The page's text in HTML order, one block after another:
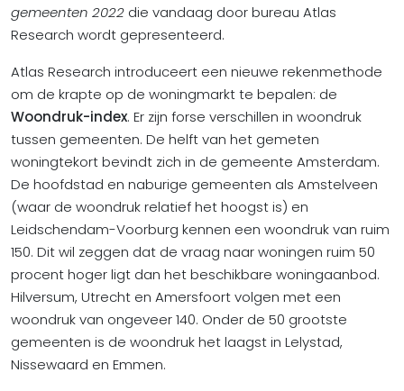
gemeenten 2022 die vandaag door bureau Atlas
Research wordt gepresenteerd.
Atlas Research introduceert een nieuwe rekenmethode
om de krapte op de woningmarkt te bepalen: de
Woondruk-index. Er zijn forse verschillen in woondruk
tussen gemeenten. De helft van het gemeten
woningtekort bevindt zich in de gemeente Amsterdam.
De hoofdstad en naburige gemeenten als Amstelveen
(waar de woondruk relatief het hoogst is) en
Leidschendam-Voorburg kennen een woondruk van ruim
150. Dit wil zeggen dat de vraag naar woningen ruim 50
procent hoger ligt dan het beschikbare woningaanbod.
Hilversum, Utrecht en Amersfoort volgen met een
woondruk van ongeveer 140. Onder de 50 grootste
gemeenten is de woondruk het laagst in Lelystad,
Nissewaard en Emmen.